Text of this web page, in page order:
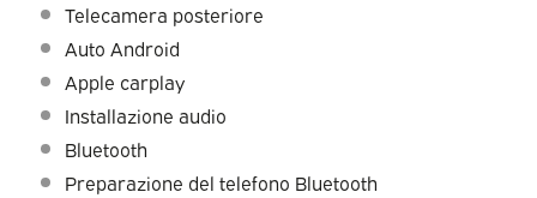
Telecamera posteriore
Auto Android
Apple carplay
Installazione audio
Bluetooth
Preparazione del telefono Bluetooth